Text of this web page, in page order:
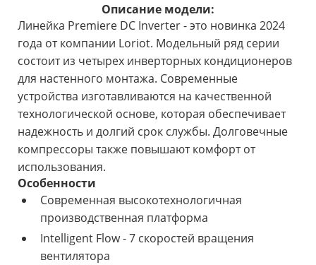
Описание модели:
Линейка Premiere DC Inverter - это новинка 2024
года от компании Loriot. Модельный ряд серии
состоит из четырех инверторных кондиционеров
для настенного монтажа. Современные
устройства изготавливаются на качественной
технологической основе, которая обеспечивает
надежность и долгий срок службы. Долговечные
компрессоры также повышают комфорт от
использования.
Особенности
Современная высокотехнологичная
производственная платформа
Intelligent Flow - 7 скоростей вращения
вентилятора